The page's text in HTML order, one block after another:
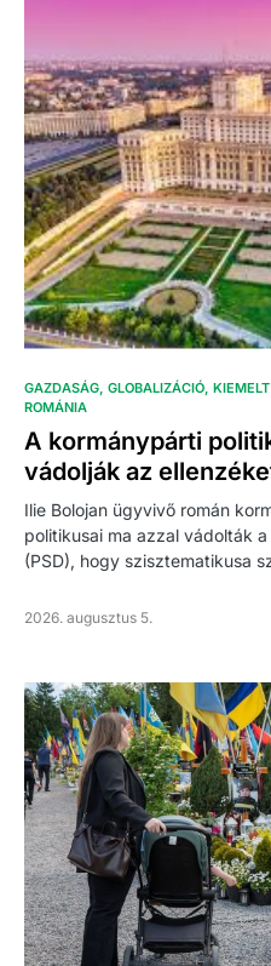
GAZDASÁG GLOBALIZÁCIÓ
ROMÁNIA
A kormánypárti
vádolják az
Ilie Bolojan ügyvivő román
politikusai ma azzal vádolták
(PSD), hogy szisztematikusa
2026. augusztus 5.